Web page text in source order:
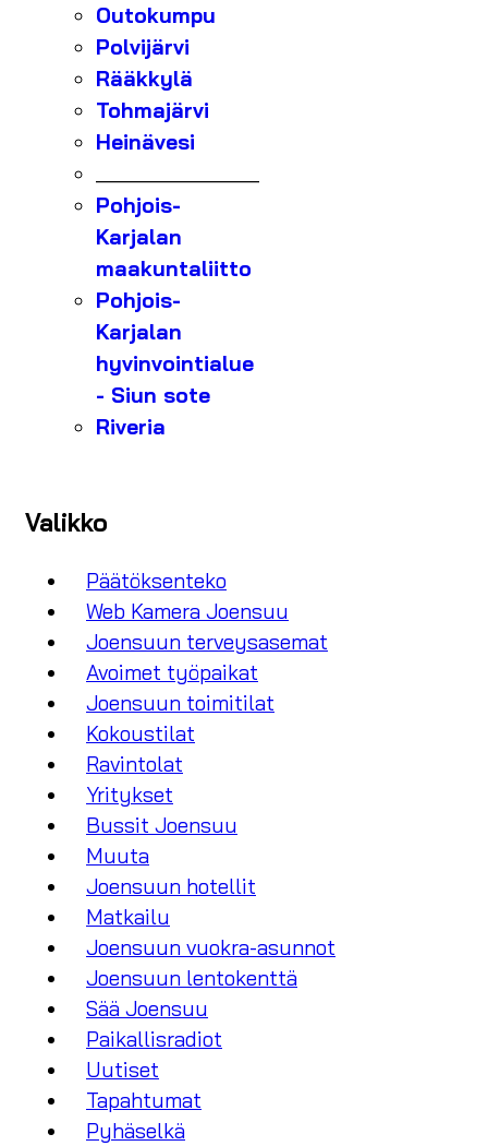
Outokumpu
Polvijärvi
Rääkkylä
Tohmajärvi
Heinävesi
Pohjois-
Karjalan
maakuntaliitto
Pohjois-
Karjalan
hyvinvointialue
- Siun sote
Riveria
Valikko
Päätöksenteko
Web Kamera Joensuu
Joensuun terveysasemat
Avoimet työpaikat
Joensuun toimitilat
Kokoustilat
Ravintolat
Yritykset
Bussit Joensuu
Muuta
Joensuun hotellit
Matkailu
Joensuun vuokra-asunnot
Joensuun lentokenttä
Sää Joensuu
Paikallisradiot
Uutiset
Tapahtumat
Pyhäselkä